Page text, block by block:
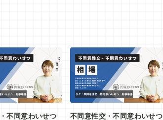
不同意わいせつ 不同意性交・不同意わいせつ